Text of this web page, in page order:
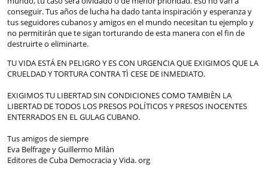
conseguir. Tus años de lucha ha dado tanta inspiración y esperanza y
tus seguidores cubanos y amigos en el mundo necesitan tu ejemplo y
no permitirán que te sigan torturando de esta manera con el fin de
destruirte o eliminarte.
TU VIDA ESTÁ EN PELIGRO Y ES CON URGENCIA QUE EXIGIMOS QUE LA
CRUELDAD Y TORTURA CONTRA TÌ CESE DE INMEDIATO.
EXIGIMOS TU LIBERTAD SIN CONDICIONES COMO TAMBIÈN LA
LIBERTAD DE TODOS LOS PRESOS POLÍTICOS Y PRESOS INOCENTES
ENTERRADOS EN EL GULAG CUBANO.
Tus amigos de siempre
Eva Belfrage y Guillermo Milán
Editores de Cuba Democracia y Vida. org